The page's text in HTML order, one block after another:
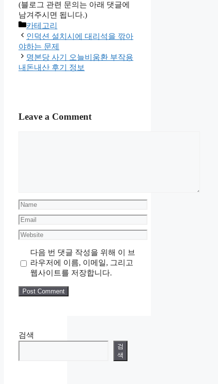
(블로그 관련 문의는 아래 댓글에
남겨주시면 됩니다.)
Categories
카테고리
인덕션 설치시에 대리석을 깎아
야하는 문제
명본당 사기 오늘비움환 부작용
내돈내산 후기 정보
Leave a Comment
Name
Email
Website
다음 번 댓글 작성을 위해 이 브
라우저에 이름, 이메일, 그리고
웹사이트를 저장합니다.
검색
검
색